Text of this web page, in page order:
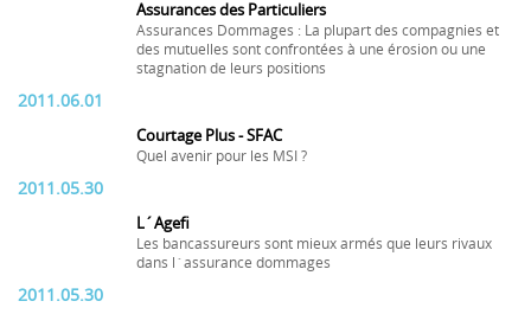
Assurances des Particuliers
Assurances Dommages : La plupart des compagnies et
des mutuelles sont confrontées à une érosion ou une
stagnation de leurs positions
2011.06.01
Courtage Plus - SFAC
Quel avenir pour les MSI ?
2011.05.30
L´Agefi
Les bancassureurs sont mieux armés que leurs rivaux
dans l´assurance dommages
2011.05.30